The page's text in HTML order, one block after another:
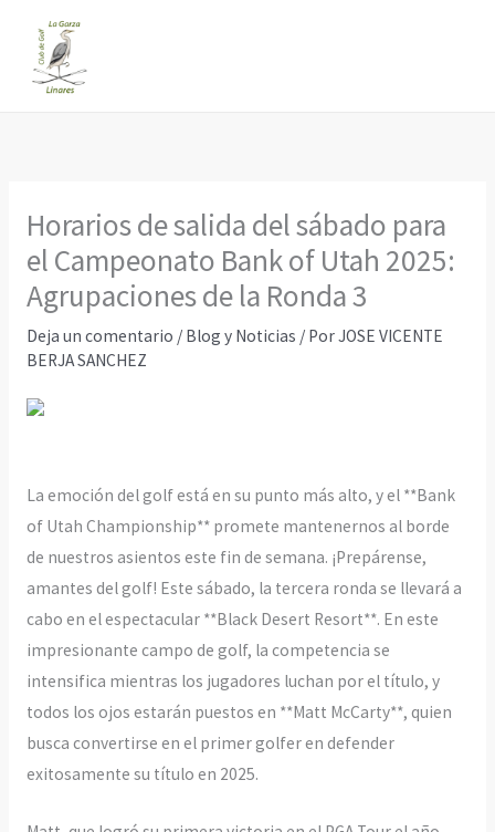
contenido
Horarios de salida del sábado para
el Campeonato Bank of Utah 2025:
Agrupaciones de la Ronda 3
Deja un comentario / Blog y Noticias / PorJOSE VICENTE
BERJA SANCHEZ
La emoción del golf está en su punto más alto, y el **Bank
of Utah Championship** promete mantenernos al borde
de nuestros asientos este fin de semana. ¡Prepárense,
amantes del golf! Este sábado, la tercera ronda se llevará a
cabo en el espectacular **Black Desert Resort**. En este
impresionante campo de golf, la competencia se
intensifica mientras los jugadores luchan por el título, y
todos los ojos estarán puestos en **Matt McCarty**, quien
busca convertirse en el primer golfer en defender
exitosamente su título en 2025.